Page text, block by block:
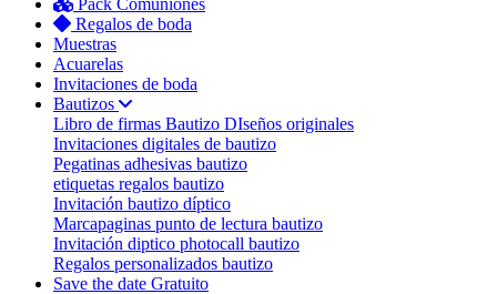
Pack Comuniones
Regalos de boda
Muestras
Acuarelas
Invitaciones de boda
Bautizos
Libro de firmas Bautizo DIseños originales
Invitaciones digitales de bautizo
Pegatinas adhesivas bautizo
etiquetas regalos bautizo
Invitación bautizo díptico
Marcapaginas punto de lectura bautizo
Invitación diptico photocall bautizo
Regalos personalizados bautizo
Save the date Gratuito